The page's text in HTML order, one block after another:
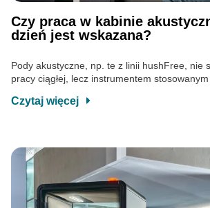
Czy praca w kabinie
dzień jest wskazana?
Pody akustyczne, np. te z linii hushFree, nie
pracy ciągłej, lecz instrumentem
Czytaj więcej